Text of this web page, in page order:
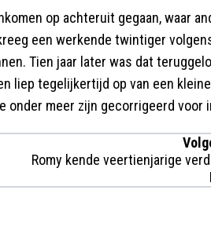
op achteruit gegaan, waar
een werkende twintiger
Tien jaar later was dat
liep tegelijkertijd op van een
onder meer zijn gecorrigeerd voor
Romy kende veertienjarige